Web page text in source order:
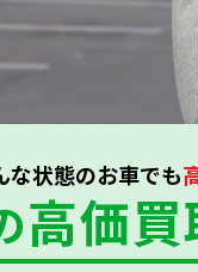
な状態のお車でも
高価